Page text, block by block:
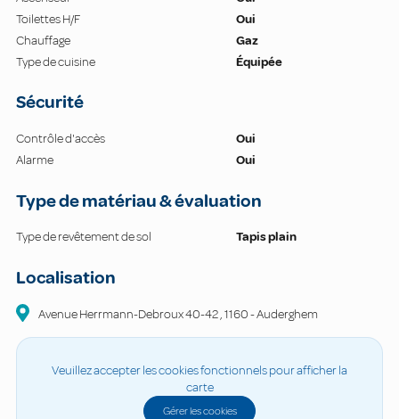
Toilettes H/F
Oui
Chauffage
Gaz
Type de cuisine
Équipée
Sécurité
Contrôle d'accès
Oui
Alarme
Oui
Type de matériau & évaluation
Type de revêtement de sol Tapis plain
Localisation
Avenue Herrmann-Debroux40-42,1160-Auderghem
Veuillez accepter les cookies fonctionnels pour afficher la
carte
Gérer les cookies